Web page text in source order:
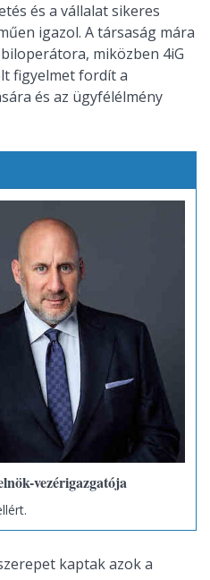
és a vállalat sikeres
igazol. A társaság mára
miközben 4iG
figyelmet fordít a
és az ügyfélélmény
vezérigazgatója
kaptak azok a